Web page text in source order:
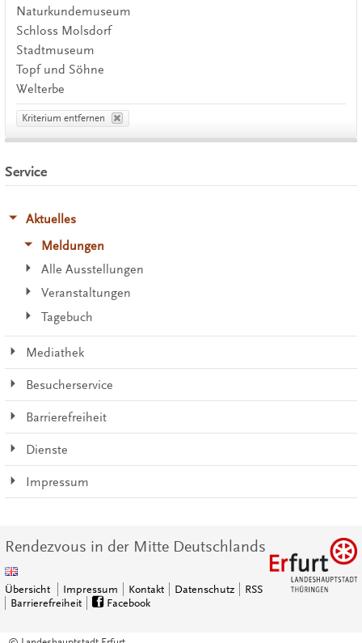
Naturkundemuseum
Schloss Molsdorf
Stadtmuseum
Topf und Söhne
Welterbe
Kriterium entfernen
Service
Aktuelles
Meldungen
Alle Ausstellungen
Veranstaltungen
Tagebuch
Mediathek
Besucherservice
Barrierefreiheit
Dienste
Impressum
Rendezvous in der Mitte Deutschlands
Übersicht Impressum Kontakt Datenschutz
RSS
Barrierefreiheit
Facebook